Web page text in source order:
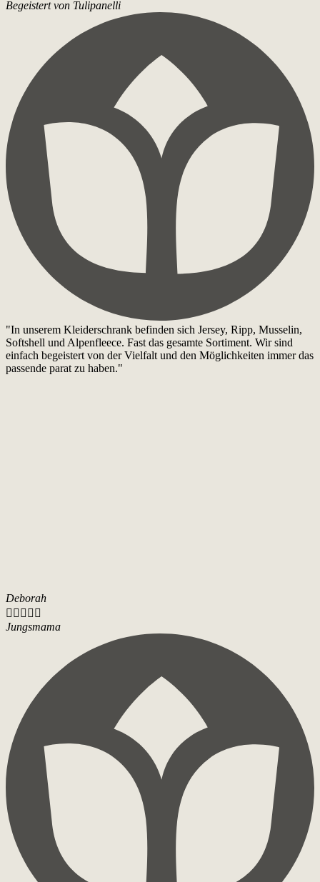
Begeistert von Tulipanelli
"In unserem Kleiderschrank befinden sich Jersey, Ripp, Musselin,
Softshell und Alpenfleece. Fast das gesamte Sortiment. Wir sind
einfach begeistert von der Vielfalt und den Möglichkeiten immer das
passende parat zu haben."
Deborah
    
Jungsmama